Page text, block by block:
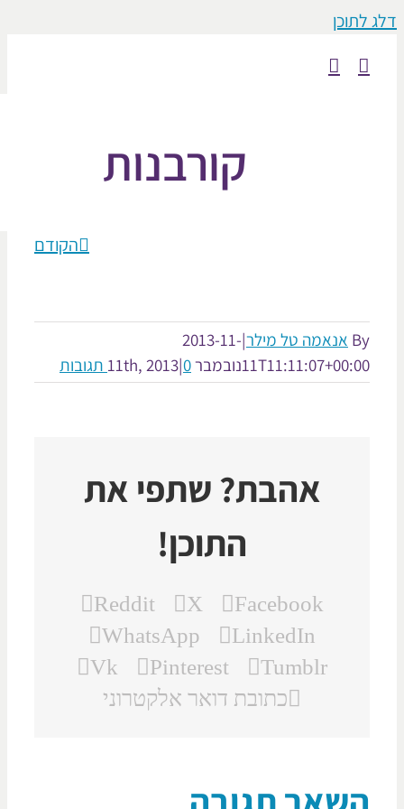
קורבנות
הקודם
אנאמה טל מילר|
2013-11-
נובמבר 11th, 2013 |0 תגובות
אהבת? שתפי את
התוכן!
Facebook
X
Reddit
LinkedIn
WhatsApp
Tumblr
Pinterest
Vk
כתובת דואר אלקטרוני